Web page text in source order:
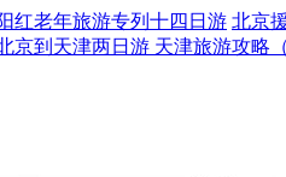
红老年旅游专列十四日游 北京
京到天津两日游 天津旅游攻略